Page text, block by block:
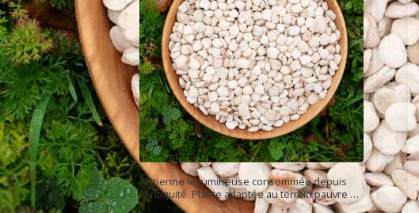
Ancienne légumineuse consommée depuis
l'Antiquité. Plante adaptée au terrain pauvre et
calcaire, autrefois utilisée comme fourrage.